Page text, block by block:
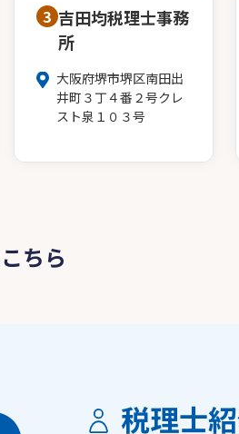
3 吉田均税理士事務
所
大阪府堺市堺区南田出
井町３丁４番２号クレ
スト泉１０３号
ちら
税理士